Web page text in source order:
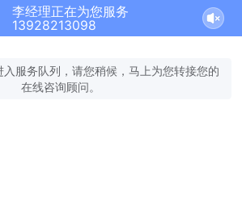
李经理正在为您服务
13928213098
服务队列，请您稍候，马上为您转接您的
在线咨询顾问。